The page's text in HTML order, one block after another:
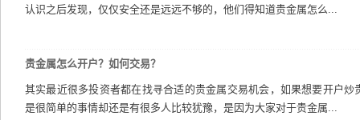
认识之后发现，仅仅安全还是远远不够的，他们得知道贵金属怎么...
贵金属怎么开户？如何交易？
其实最近很多投资者都在找寻合适的贵金属交易机会，如果想要开户
是很简单的事情却还是有很多人比较犹豫，是因为大家对于贵金属...